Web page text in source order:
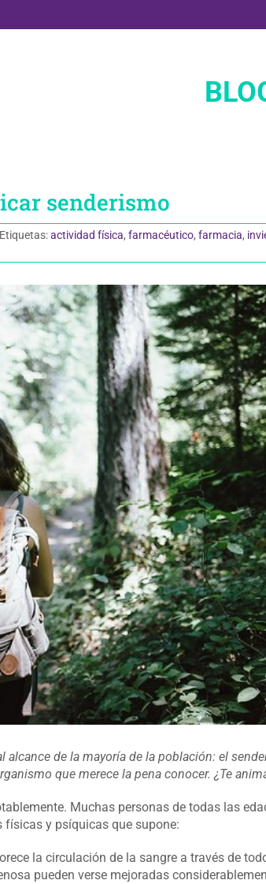
senderismo
Etiquetas:actividad física, farmacéutico, farmacia,
de la mayoría de la población: el
que merece la pena conocer. ¿Te
Muchas personas de todas las
físicas y psíquicas que supone:
la circulación de la sangre a través de
pueden verse mejoradas